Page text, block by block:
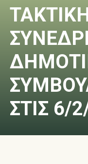
ΣΤΙΣ 6/